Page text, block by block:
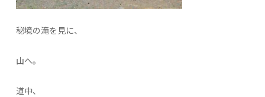
秘境の滝を見に、
山へ。
道中、